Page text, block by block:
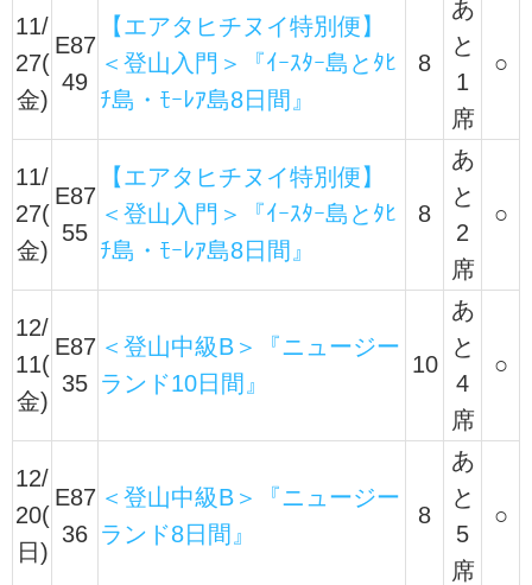
11/
27(
金)
E87
49
【エアタヒチヌイ特別便】
＜登山入門＞『ｲｰｽﾀｰ島とﾀﾋ
ﾁ島・ﾓｰﾚｱ島8日間』
8
あ
と
1
席
○
11/
27(
金)
E87
55
【エアタヒチヌイ特別便】
＜登山入門＞『ｲｰｽﾀｰ島とﾀﾋ
ﾁ島・ﾓｰﾚｱ島8日間』
8
あ
と
2
席
○
12/
11(
金)
E87
35
＜登山中級B＞『ニュージー
ランド10日間』
10
あ
と
4
席
○
12/
20(
日)
E87
36
＜登山中級B＞『ニュージー
ランド8日間』
8
あ
と
5
席
○